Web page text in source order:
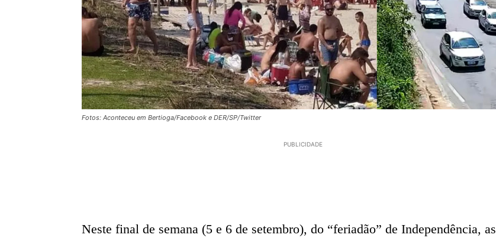
Fotos: Aconteceu em Bertioga/Facebook e DER/SP/Twitter
PUBLICIDADE
Neste final de semana (5 e 6 de setembro), do “feriadão” de Independência, as